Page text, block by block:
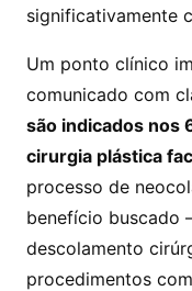
significativamente
Um ponto clínico
comunicado com
são indicados nos
cirurgia plástica
processo de
benefício buscado
descolamento
procedimentos